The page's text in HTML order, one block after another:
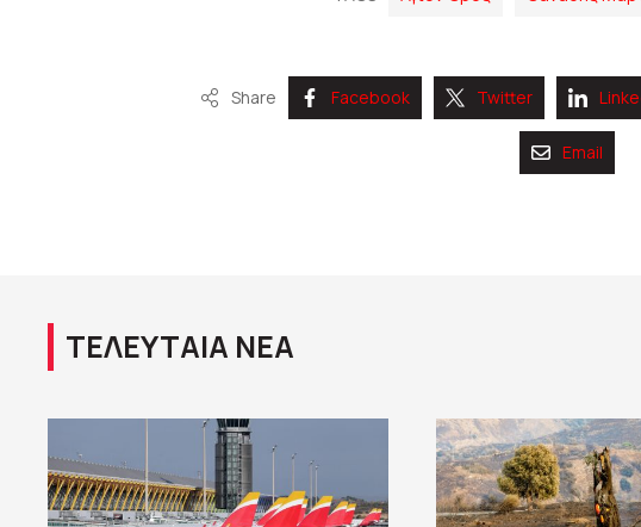
Share Facebook Twitter
Email
ΤΕΛΕΥΤΑΙΑ ΝΕΑ